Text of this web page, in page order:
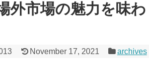
外市場の魅力を味わ
November 17, 2021 archives